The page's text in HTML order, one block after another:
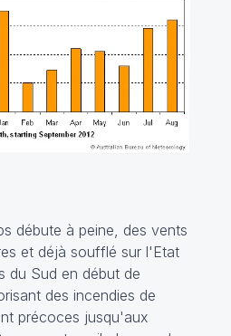
débute à peine, des vents
et déjà soufflé sur l'Etat
du Sud en début de
des incendies de
précoces jusqu'aux